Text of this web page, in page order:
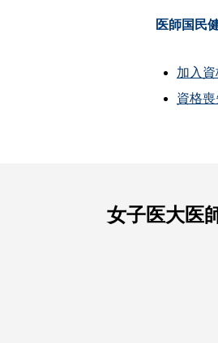
医師国民
加入
資格喪
女子医大医